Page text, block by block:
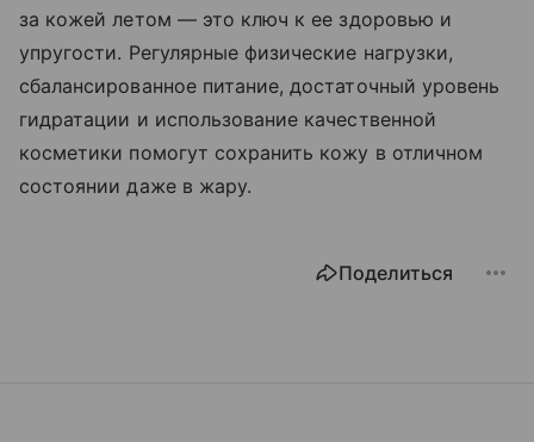
за кожей летом — это ключ к ее здоровью и
упругости. Регулярные физические нагрузки,
сбалансированное питание, достаточный уровень
гидратации и использование качественной
косметики помогут сохранить кожу в отличном
состоянии даже в жару.
Поделиться